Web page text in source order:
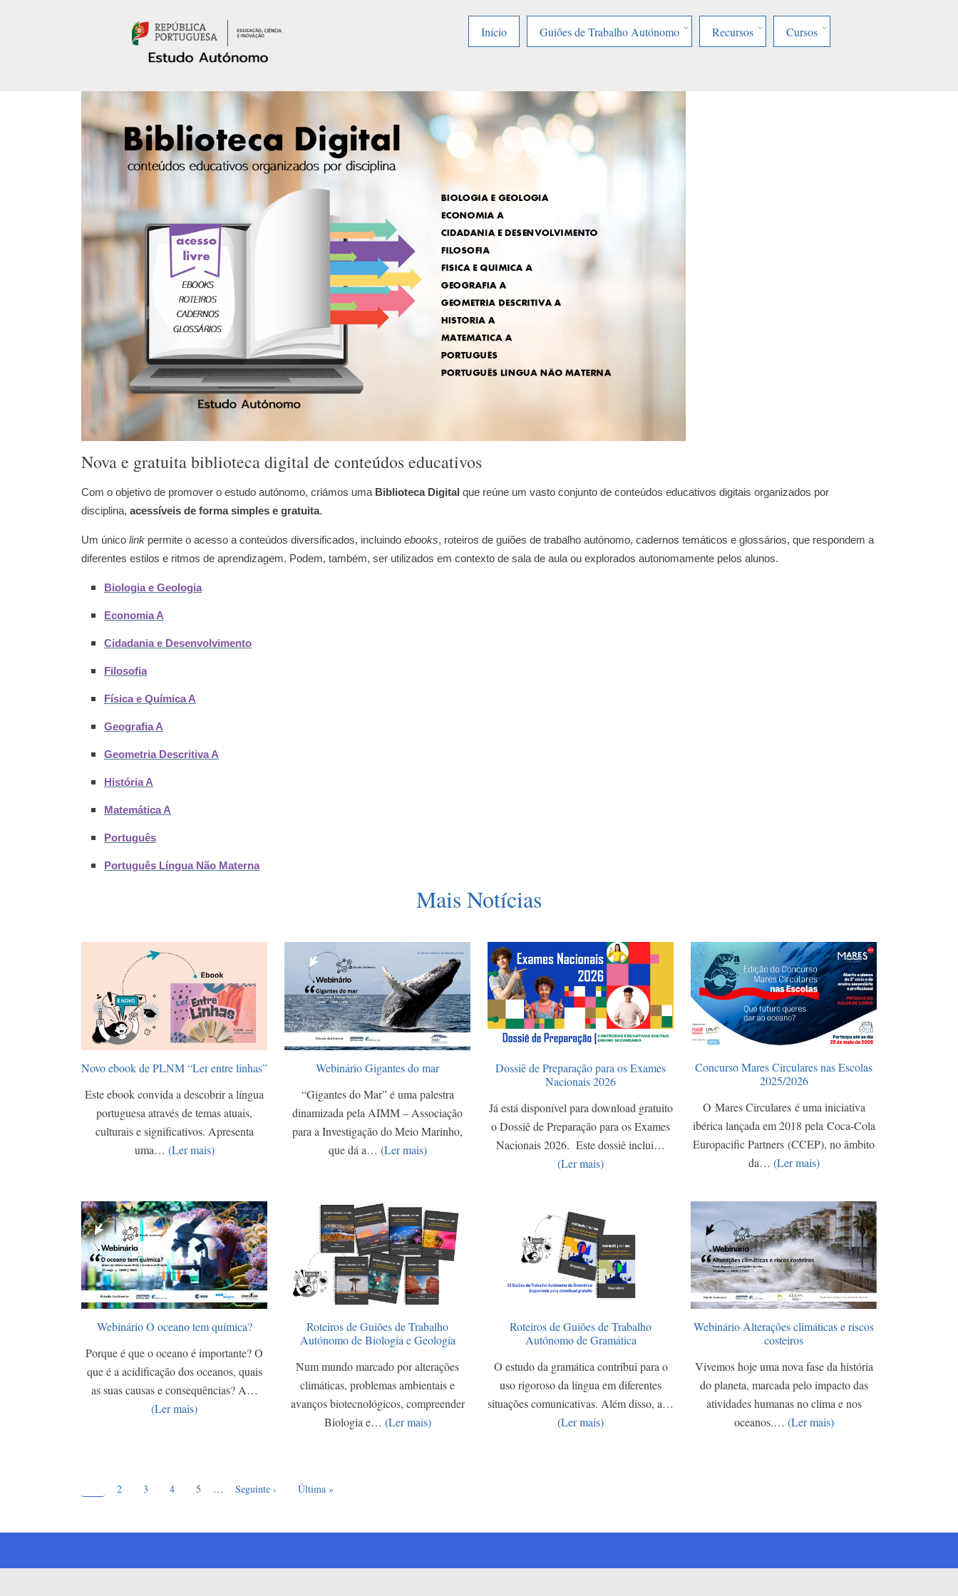
Início
Guiões de Trabalho Autónomo Recursos Cursos
Nova e gratuita biblioteca digital de conteúdos educativos
Com o objetivo de promover o estudo autónomo, criámos uma Biblioteca Digital que reúne um vasto conjunto de conteúdos educativos digitais organizados por
disciplina, acessíveis de forma simples e gratuita.
Um único link permite o acesso a conteúdos diversificados, incluindo ebooks, roteiros de guiões de trabalho autónomo, cadernos temáticos e glossários, que respondem a
diferentes estilos e ritmos de aprendizagem. Podem, também, ser utilizados em contexto de sala de aula ou explorados autonomamente pelos alunos.
Biologia e Geologia
Economia A
Cidadania e Desenvolvimento
Filosofia
Física e Química A
Geografia A
Geometria Descritiva A
História A
Matemática A
Português
Português Língua Não Materna
Mais Notícias
Novo ebook de PLNM “Ler entre linhas”
Este ebook convida a descobrir a língua
portuguesa através de temas atuais,
culturais e significativos. Apresenta
uma… (Ler mais)
Webinário Gigantes do mar
“Gigantes do Mar” é uma palestra
dinamizada pela AIMM – Associação
para a Investigação do Meio Marinho,
que dá a… (Ler mais)
Dossiê de Preparação para os Exames
Nacionais 2026
Já está disponível para download gratuito
o Dossiê de Preparação para os Exames
Nacionais 2026. Este dossiê inclui…
(Ler mais)
Concurso Mares Circulares nas Escolas
2025/2026
O Mares Circulares é uma iniciativa
ibérica lançada em 2018 pela Coca-Cola
Europacific Partners (CCEP), no âmbito
da… (Ler mais)
Webinário O oceano tem química?
Porque é que o oceano é importante? O
que é a acidificação dos oceanos, quais
as suas causas e consequências? A…
(Ler mais)
Roteiros de Guiões de Trabalho
Autónomo de Biologia e Geologia
Num mundo marcado por alterações
climáticas, problemas ambientais e
avanços biotecnológicos, compreender
Biologia e… (Ler mais)
Roteiros de Guiões de Trabalho
Autónomo de Gramática
O estudo da gramática contribui para o
uso rigoroso da língua em diferentes
situações comunicativas. Além disso, a…
(Ler mais)
Webinário Alterações climáticas e riscos
costeiros
Vivemos hoje uma nova fase da história
do planeta, marcada pelo impacto das
atividades humanas no clima e nos
oceanos.… (Ler mais)
Page
2 Page
3 Page
4 Page
5 … Próxima página
Seguinte › Última página
Última »